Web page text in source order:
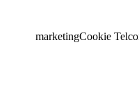
marketingCookie